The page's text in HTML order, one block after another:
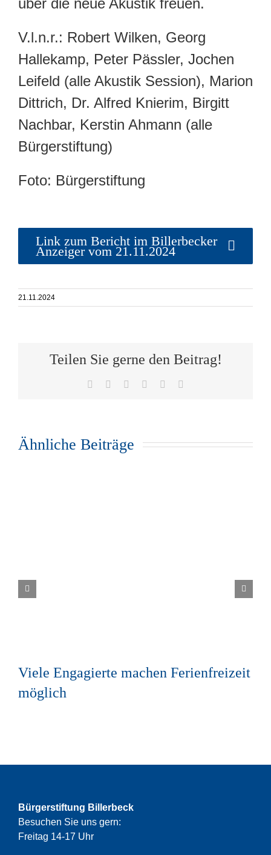
über die neue Akustik freuen.
V.l.n.r.: Robert Wilken, Georg
Hallekamp, Peter Pässler, Jochen
Leifeld (alle Akustik Session), Marion
Dittrich, Dr. Alfred Knierim, Birgitt
Nachbar, Kerstin Ahmann (alle
Bürgerstiftung)
Foto: Bürgerstiftung
Link zum Bericht im Billerbecker
Anzeiger vom 21.11.2024
21.11.2024
Teilen Sie gerne den Beitrag!
Facebook WhatsAppTelegramPinterest
Ähnliche Beiträge
Viele Engagierte machen Ferienfreizeit
möglich
Bürgerstiftung Billerbeck
Besuchen Sie uns gern:
Freitag 14-17 Uhr